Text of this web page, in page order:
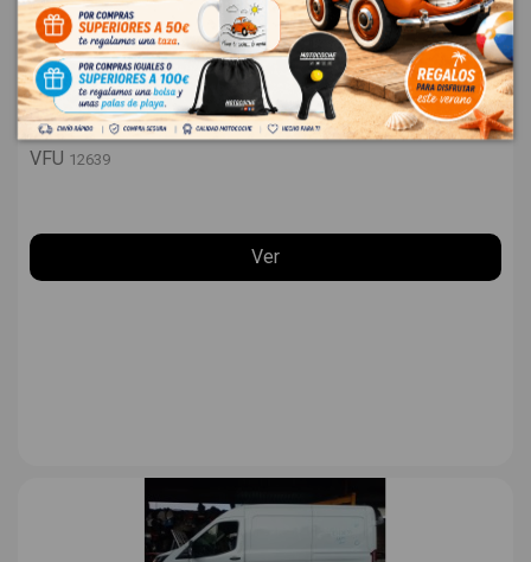
BMW 1 118 D F70
BMW 1 118 D F70
VFU 12639
Ver